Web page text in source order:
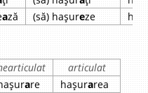
ază (să) hașureze
articulat
are hașurarea